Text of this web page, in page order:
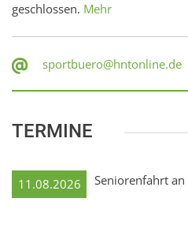
geschlossen. Mehr
sportbuero@hntonline.de
TERMINE
11.08.2026 Seniorenfahrt an